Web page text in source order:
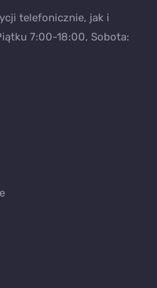
telefonicznie, jak i
7:00-18:00, Sobota: